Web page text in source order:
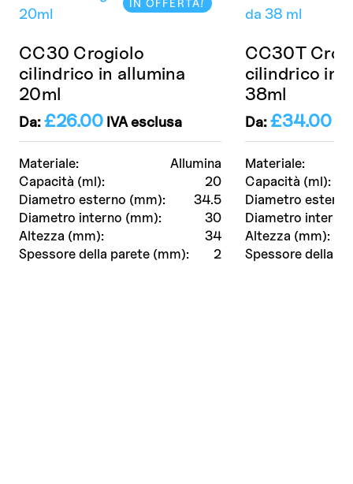
IN OFFERTA!
Materiale:
Allumina
Capacità (ml):
20
Diametro esterno (mm):
34.5
Diametro interno (mm):
30
Altezza (mm):
34
Spessore della parete (mm):
2
CC30 Crogiolo
cilindrico in allumina
20ml
Da:£26.00 IVA esclusa
Materiale:
Capacità (ml):
Diametro
Diametro interno
Altezza (mm):
Spessore della
CC30T
cilindrico in
38ml
Da:£34.00